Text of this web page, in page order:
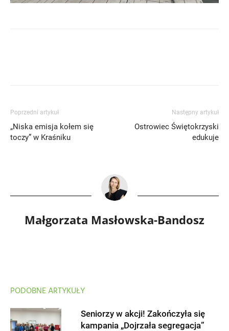
Poprzedni artykuł
„Niska emisja kołem się
toczy” w Kraśniku
Następny artykuł
Ostrowiec Świętokrzyski
edukuje
Małgorzata Masłowska-Bandosz
PODOBNE ARTYKUŁY
Seniorzy w akcji! Zakończyła się
kampania „Dojrzała segregacja”